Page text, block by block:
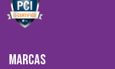
MARCAS